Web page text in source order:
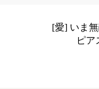
[愛] いま
ピア